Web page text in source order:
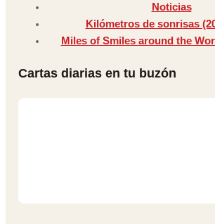
Noticias
Kilómetros de sonrisas
Miles of Smiles around the
Cartas diarias en tu buzón